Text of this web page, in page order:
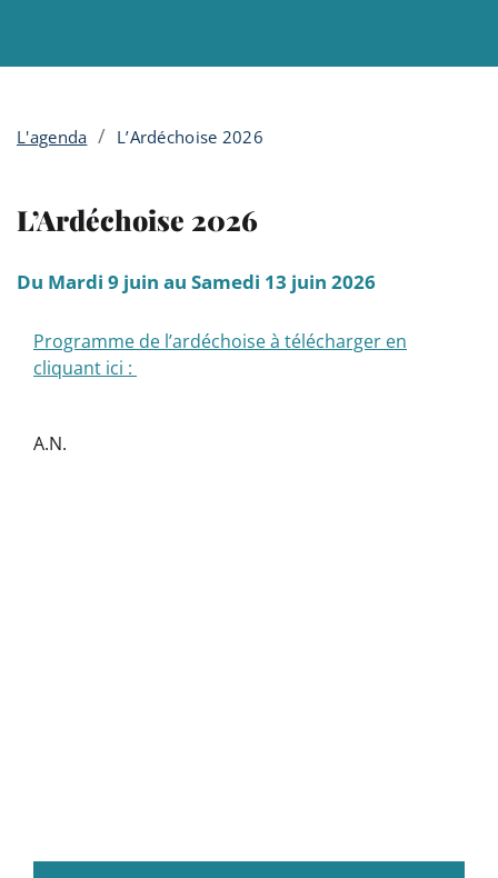
L'agenda / L’Ardéchoise 2026
L’Ardéchoise 2026
Du Mardi 9 juin au Samedi 13 juin 2026
Programme de l’ardéchoise à télécharger en
cliquant ici :
A.N.